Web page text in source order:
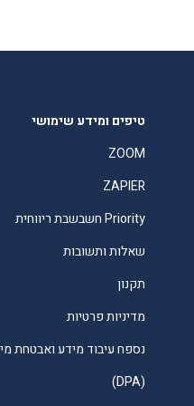
טיפים ומידע שימושי
ZOOM
ZAPIER
Priority חשבשבת ריווחית
שאלות ותשובות
תקנון
מדיניות פרטיות
נספח עיבוד מידע ואבטחת
(DPA)